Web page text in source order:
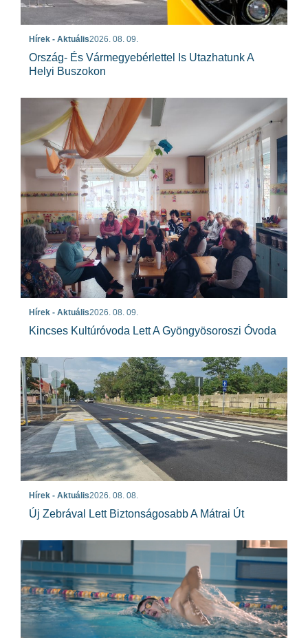
Hírek - Aktuális2026. 08. 09.
Ország- És Vármegyebérlettel Is Utazhatunk A
Helyi Buszokon
Hírek - Aktuális2026. 08. 09.
Kincses Kultúróvoda Lett A Gyöngyösoroszi Óvoda
Hírek - Aktuális2026. 08. 08.
Új Zebrával Lett Biztonságosabb A Mátrai Út